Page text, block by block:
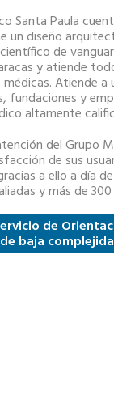
Santa Paula
un diseño
de
y atiende
Atiende
fundaciones y
altamente
del Grupo
de sus
a ello a día
y más de
de
baja